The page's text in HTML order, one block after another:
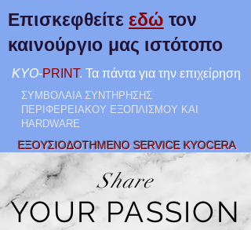
ΕΞΟΥΣΙΟΔΟΤΗΜΕΝΟ SERVICE KYOCERA
KYO-PRINT. Τα πάντα για την επιχείρηση
ΣΥΜΒΟΛΑΙΑ ΣΥΝΤΗΡΗΣΗΣ
ΠΕΡΙΦΕΡΕΙΑΚΟΥ ΕΞΟΠΛΙΣΜΟΥ ΚΑΙ
HARDWARE
Επισκεφθείτε εδώ τον
καινούργιο μας ιστότοπο
Share
YOUR PASSION